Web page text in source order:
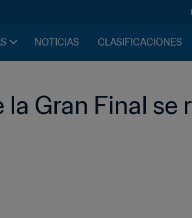
NOTICIAS CLASIFICACIONES
Gran Final se